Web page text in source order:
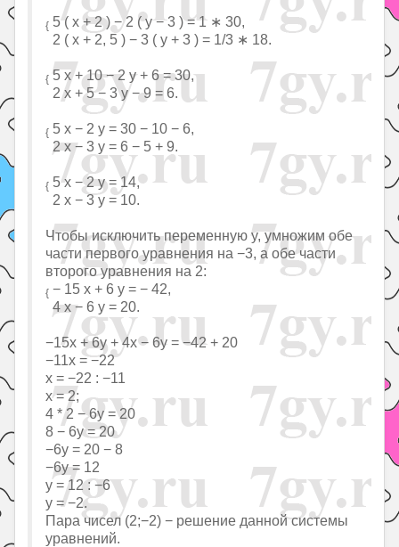
{ 5 ( x + 2 ) − 2 ( y − 3 ) = 1 ∗ 30,
2 ( x + 2, 5 ) − 3 ( y + 3 ) = 1/3 ∗ 18.
{ 5 x + 10 − 2 y + 6 = 30,
2 x + 5 − 3 y − 9 = 6.
{ 5 x − 2 y = 30 − 10 − 6,
2 x − 3 y = 6 − 5 + 9.
{ 5 x − 2 y = 14,
2 x − 3 y = 10.
Чтобы исключить переменную y, умножим обе
части первого уравнения на −3, а обе части
второго уравнения на 2:
{ − 15 x + 6 y = − 42,
4 x − 6 y = 20.
−15x + 6y + 4x − 6y = −42 + 20
−11x = −22
x = −22 : −11
x = 2;
4 * 2 − 6y = 20
8 − 6y = 20
−6y = 20 − 8
−6y = 12
y = 12 : −6
y = −2.
Пара чисел (2;−2) − решение данной системы
уравнений.